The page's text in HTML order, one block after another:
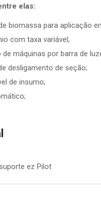
elas:
biomassa para aplicação
com taxa variável;
de máquinas por barra de
desligamento de seção;
de insumo;
ez Pilot